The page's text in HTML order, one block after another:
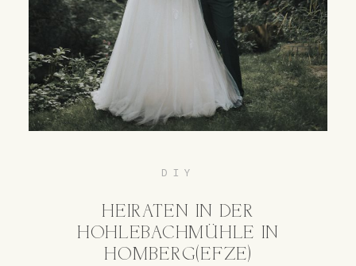
DIY
HEIRATEN IN DER
HOHLEBACHMÜHLE IN
HOMBERG(EFZE)